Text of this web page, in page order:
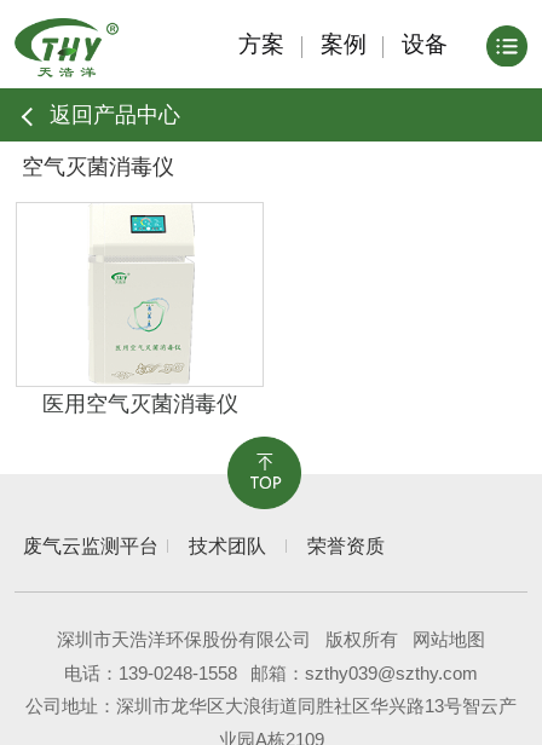
方案 案例 设备
返回产品中心
空气灭菌消毒仪
医用空气灭菌消毒仪
废气云监测平台 技术团队 荣誉资质
深圳市天浩洋环保股份有限公司 版权所有
网站地图
电话： 139-0248-1558
邮箱：szthy039@szthy.com
公司地址：深圳市龙华区大浪街道同胜社区华兴路13号智云产
业园A栋2109